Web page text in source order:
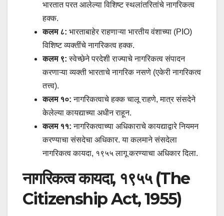
भारतात परत आलेल्या विशिष्ट स्थलांतरितांचे नागरिकत्व
हक्क.
कलम ८: भारताबाहेर राहणाऱ्या भारतीय वंशाच्या (PIO)
विशिष्ट व्यक्तींचे नागरिकत्व हक्क.
कलम ९: स्वेच्छेने परदेशी राज्याचे नागरिकत्व संपादन
करणाऱ्या व्यक्ती भारताचे नागरिक नसणे (एकेरी नागरिकत्व
तत्त्व).
कलम १०: नागरिकत्वाचे हक्क चालू राहणे, मात्र संसदेने
केलेल्या कायद्याच्या अधीन राहून.
कलम ११: नागरिकत्वाच्या अधिकाराचे कायद्याद्वारे नियमन
करण्याचा संसदेचा अधिकार. या कलमाने संसदेला
नागरिकत्व कायदा, १९५५ लागू करण्याचा अधिकार दिला.
नागरिकत्व कायदा, १९५५ (The
Citizenship Act, 1955)